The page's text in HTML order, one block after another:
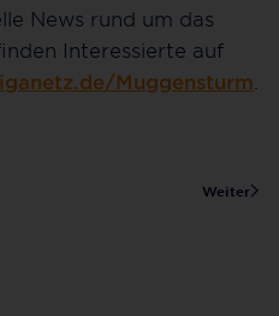
News rund um das
Interessierte auf
Muggensturm
Weiter